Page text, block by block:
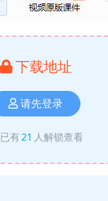
下载地址
请先登录
已有21 人解锁查看